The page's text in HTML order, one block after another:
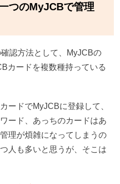
つのMyJCBで管理
認方法として、MyJCBの
カードを複数種持っている
ードでMyJCBに登録して、
ード、あっちのカードはあ
理が煩雑になってしまうの
人も多いと思うが、そこは